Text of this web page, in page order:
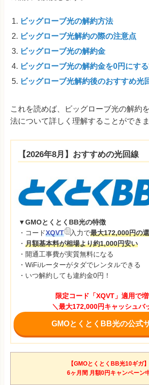
ビッグローブ光の解約方法
ビッグローブ光解約の際の注意点
ビッグローブ光の解約金
ビッグローブ光の解約金を0円にす
ビッグローブ光解約後のおすすめ光
これを読めば、ビッグローブ光の解約
法について詳しく理解することができま
【2026年8月】おすすめの光回線
▼GMOとくとくBB光の特徴
・コードXQVT 入力で最大172,000円の
・ 月額基本料が相場より約1,000円安い
・開通工事費が実質無料になる
・WiFiルーターがタダでレンタルできる
・いつ解約しても違約金0円！
限定コード「XQVT」適用で増
＼最大172,000円キャッシュバ
GMOとくとくBB光の公式
【GMOとくとくBB光10ギガ】
6ヶ月間 月額0円キャンペーン